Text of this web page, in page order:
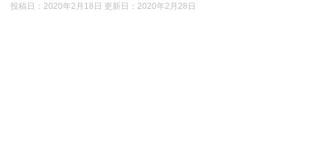
投稿日：2020年2月18日 更新日： 2020年2月28日